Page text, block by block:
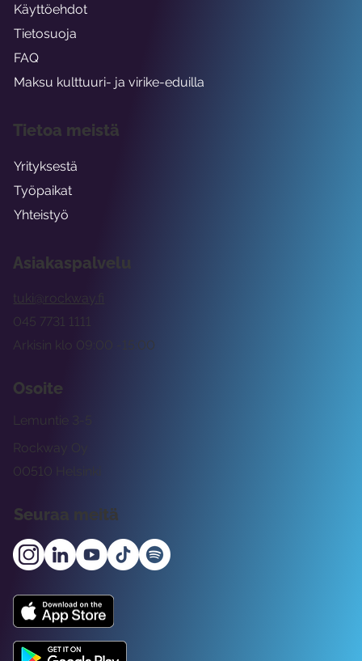
Asiakaspalvelu
tuki@rockway.fi
Arkisin klo 09:00 -15:00
045 7731 1111
Osoite
Rockway Oy
Lemuntie 3-5
00510 Helsinki
Seuraa meitä
Käyttöehdot
Tietosuoja
FAQ
Maksu kulttuuri- ja virike-eduilla
Tietoa meistä
Yrityksestä
Työpaikat
Yhteistyö